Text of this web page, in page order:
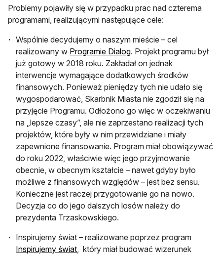
Problemy pojawiły się w przypadku prac nad czterema
programami, realizującymi następujące cele:
Wspólnie decydujemy o naszym mieście – cel
realizowany w Programie Dialogotwiera się w nowej
. Projekt programu był
już gotowy w 2018 roku. Zakładał on jednak
interwencje wymagające dodatkowych środków
finansowych. Ponieważ pieniędzy tych nie udało się
wygospodarować, Skarbnik Miasta nie zgodził się na
przyjęcie Programu. Odłożono go więc w oczekiwaniu
na „lepsze czasy”, ale nie zaprzestano realizacji tych
projektów, które były w nim przewidziane i miały
zapewnione finansowanie. Program miał obowiązywać
do roku 2022, właściwie więc jego przyjmowanie
obecnie, w obecnym kształcie – nawet gdyby było
możliwe z finansowych względów – jest bez sensu.
Konieczne jest raczej przygotowanie go na nowo.
Decyzja co do jego dalszych losów należy do
prezydenta Trzaskowskiego.
Inspirujemy świat – realizowane poprzez program
Inspirujemy światotwiera się w nowej karcie
, który miał budować wizerunek